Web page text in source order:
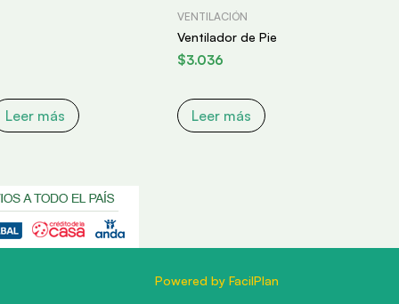
Leer más
VENTILACIÓN
Ventilador de Pie
$3.036
Leer más
Powered by FacilPlan